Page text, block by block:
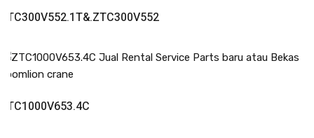
Read More
ZTC300V552.1T&.ZTC300V552
ZTC1000V653.4C